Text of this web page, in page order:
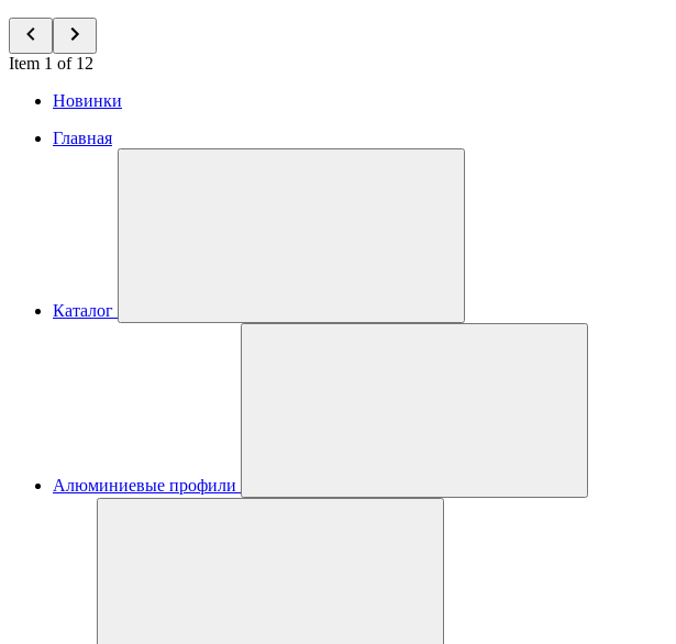
Item 1 of 12
Новинки
Главная
Каталог
Алюминиевые профили